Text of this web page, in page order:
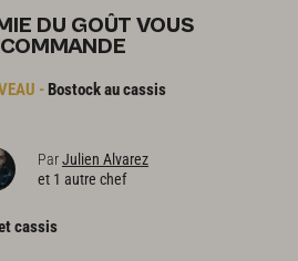
DU GOÛT VOUS
Bostockaucassis
ParJulien Alvarez
et 1 autre chef
cassis